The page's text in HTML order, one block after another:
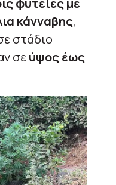
φυτείες με
κάνναβης,
στάδιο
σεύψος έως